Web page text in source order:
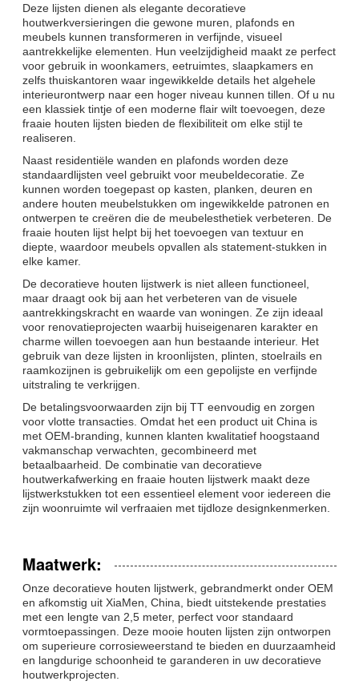
Deze lijsten dienen als elegante decoratieve
houtwerkversieringen die gewone muren, plafonds en
meubels kunnen transformeren in verfijnde, visueel
aantrekkelijke elementen. Hun veelzijdigheid maakt ze perfect
voor gebruik in woonkamers, eetruimtes, slaapkamers en
zelfs thuiskantoren waar ingewikkelde details het algehele
interieurontwerp naar een hoger niveau kunnen tillen. Of u nu
een klassiek tintje of een moderne flair wilt toevoegen, deze
fraaie houten lijsten bieden de flexibiliteit om elke stijl te
realiseren.
Naast residentiële wanden en plafonds worden deze
standaardlijsten veel gebruikt voor meubeldecoratie. Ze
kunnen worden toegepast op kasten, planken, deuren en
andere houten meubelstukken om ingewikkelde patronen en
ontwerpen te creëren die de meubelesthetiek verbeteren. De
fraaie houten lijst helpt bij het toevoegen van textuur en
diepte, waardoor meubels opvallen als statement-stukken in
elke kamer.
De decoratieve houten lijstwerk is niet alleen functioneel,
maar draagt ​​ook bij aan het verbeteren van de visuele
aantrekkingskracht en waarde van woningen. Ze zijn ideaal
voor renovatieprojecten waarbij huiseigenaren karakter en
charme willen toevoegen aan hun bestaande interieur. Het
gebruik van deze lijsten in kroonlijsten, plinten, stoelrails en
raamkozijnen is gebruikelijk om een ​​gepolijste en verfijnde
uitstraling te verkrijgen.
De betalingsvoorwaarden zijn bij TT eenvoudig en zorgen
voor vlotte transacties. Omdat het een product uit China is
met OEM-branding, kunnen klanten kwalitatief hoogstaand
vakmanschap verwachten, gecombineerd met
betaalbaarheid. De combinatie van decoratieve
houtwerkafwerking en fraaie houten lijstwerk maakt deze
lijstwerkstukken tot een essentieel element voor iedereen die
zijn woonruimte wil verfraaien met tijdloze designkenmerken.
Maatwerk:
Onze decoratieve houten lijstwerk, gebrandmerkt onder OEM
en afkomstig uit XiaMen, China, biedt uitstekende prestaties
met een lengte van 2,5 meter, perfect voor standaard
vormtoepassingen. Deze mooie houten lijsten zijn ontworpen
om superieure corrosieweerstand te bieden en duurzaamheid
en langdurige schoonheid te garanderen in uw decoratieve
houtwerkprojecten.